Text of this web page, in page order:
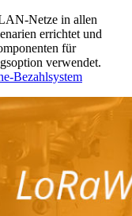
Netze in allen
errichtet und
für
verwendet.
Bezahlsystem